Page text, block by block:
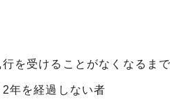
を受けることがなくなるま
年を経過しない者